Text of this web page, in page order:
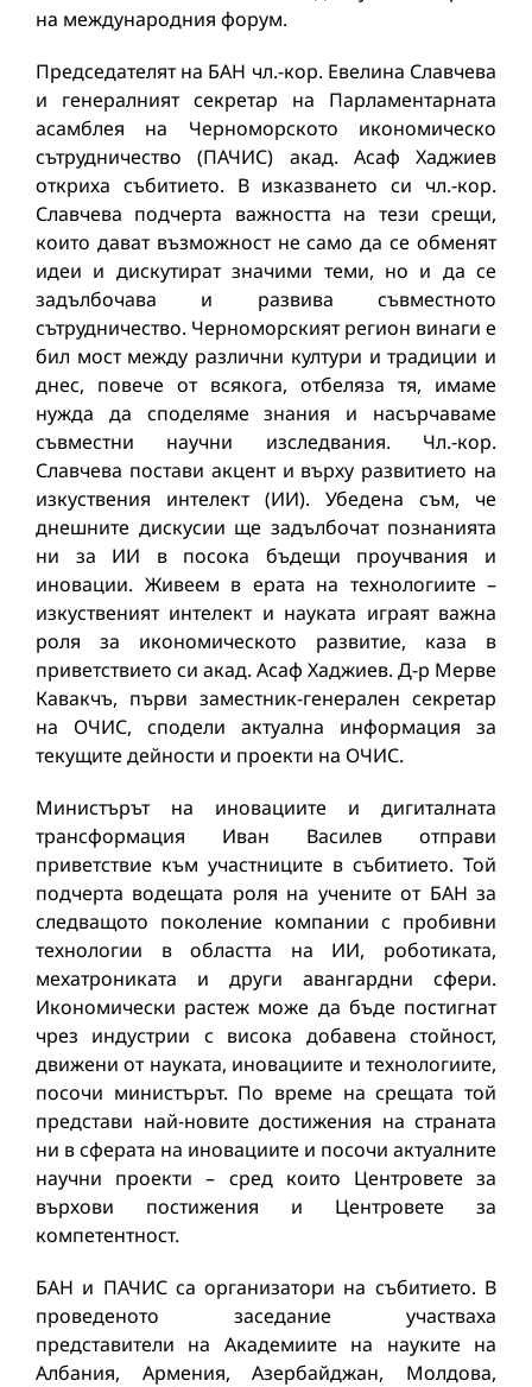
на международния форум.
Председателят на БАН чл.-кор. Евелина Славчева
и генералният секретар на Парламентарната
асамблея на Черноморското икономическо
сътрудничество (ПАЧИС) акад. Асаф Хаджиев
откриха събитието. В изказването си чл.-кор.
Славчева подчерта важността на тези срещи,
които дават възможност не само да се обменят
идеи и дискутират значими теми, но и да се
задълбочава и развива съвместното
сътрудничество. Черноморският регион винаги е
бил мост между различни култури и традиции и
днес, повече от всякога, отбеляза тя, имаме
нужда да споделяме знания и насърчаваме
съвместни научни изследвания. Чл.-кор.
Славчева постави акцент и върху развитието на
изкуствения интелект (ИИ). Убедена съм, че
днешните дискусии ще задълбочат познанията
ни за ИИ в посока бъдещи проучвания и
иновации. Живеем в ерата на технологиите –
изкуственият интелект и науката играят важна
роля за икономическото развитие, каза в
приветствието си акад. Асаф Хаджиев. Д-р Мерве
Кавакчъ, първи заместник-генерален секретар
на ОЧИС, сподели актуална информация за
текущите дейности и проекти на ОЧИС.
Министърът на иновациите и дигиталната
трансформация Иван Василев отправи
приветствие към участниците в събитието. Той
подчерта водещата роля на учените от БАН за
следващото поколение компании с пробивни
технологии в областта на ИИ, роботиката,
мехатрониката и други авангардни сфери.
Икономически растеж може да бъде постигнат
чрез индустрии с висока добавена стойност,
движени от науката, иновациите и технологиите,
посочи министърът. По време на срещата той
представи най-новите достижения на страната
ни в сферата на иновациите и посочи актуалните
научни проекти – сред които Центровете за
върхови постижения и Центровете за
компетентност.
БАН и ПАЧИС са организатори на събитието. В
проведеното заседание участваха
представители на Академиите на науките на
Албания, Армения, Азербайджан, Молдова,